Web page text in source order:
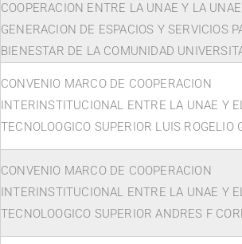
COOPERACION ENTRE LA UNAE Y LA
GENERACION DE ESPACIOS Y SERVICIOS
BIENESTAR DE LA COMUNIDAD
CONVENIO MARCO DE COOPERACION
INTERINSTITUCIONAL ENTRE LA UNAE Y
TECNOLOOGICO SUPERIOR LUIS ROGELIO
CONVENIO MARCO DE COOPERACION
INTERINSTITUCIONAL ENTRE LA UNAE Y
TECNOLOOGICO SUPERIOR ANDRES F